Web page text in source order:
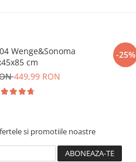
Wenge&Sonoma
cm
449,99 RON
-25%
si promotiile noastre